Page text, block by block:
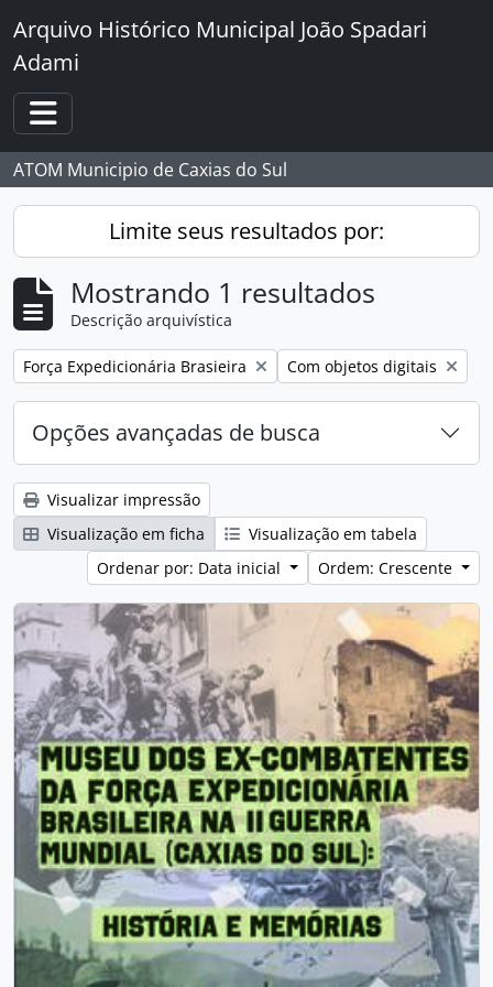
Skip to main content
Arquivo Histórico Municipal João Spadari
Adami
Toggle navigation
ATOM Municipio de Caxias do Sul
Limite seus resultados por:
Mostrando 1 resultados
Descrição arquivística
Remover filtro:
Força Expedicionária Brasieira Remover filtro:
Com objetos digitais
Opções avançadas de busca
Visualizar impressão
Visualização em ficha
Visualização em tabela
Ordenar por: Data inicial
Ordem: Crescente